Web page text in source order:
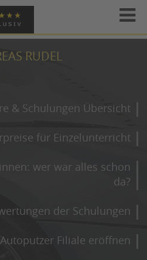
RUDEL
& Schulungen Übersicht
für Einzelunterricht
wer war alles schon
da?
der Schulungen
Autoputzer Filiale eröffnen